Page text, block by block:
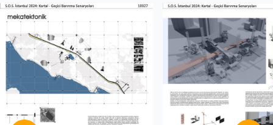
Bültenler